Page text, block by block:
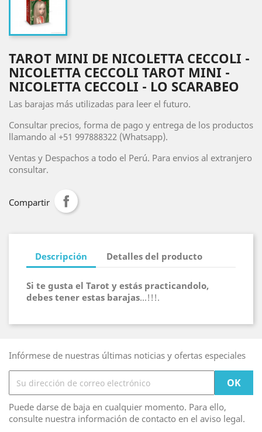
TAROT MINI DE NICOLETTA CECCOLI -
NICOLETTA CECCOLI TAROT MINI -
NICOLETTA CECCOLI - LO SCARABEO
Las barajas más utilizadas para leer el futuro.
Consultar precios, forma de pago y entrega de los productos
llamando al +51 997888322 (Whatsapp).
Ventas y Despachos a todo el Perú. Para envios al extranjero
consultar.
Compartir
Descripción Detalles del producto
Si te gusta el Tarot y estás practicandolo,
debes tener estas barajas...!!!.
Infórmese de nuestras últimas noticias y ofertas especiales
Puede darse de baja en cualquier momento. Para ello,
consulte nuestra información de contacto en el aviso legal.